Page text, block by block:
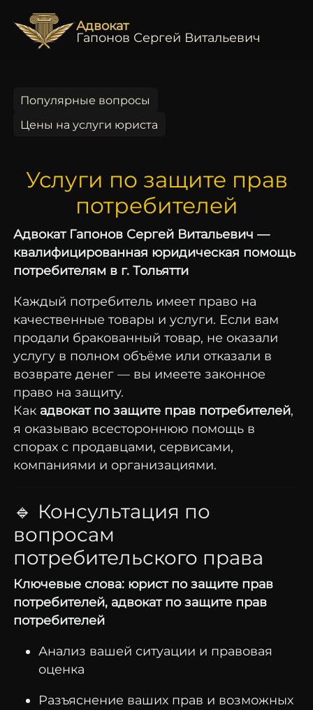
Адвокат
Гапонов Сергей Витальевич
Популярные вопросы
Цены на услуги юриста
Услуги по защите прав
потребителей
Адвокат Гапонов Сергей Витальевич —
квалифицированная юридическая помощь
потребителям в г. Тольятти
Каждый потребитель имеет право на
качественные товары и услуги. Если вам
продали бракованный товар, не оказали
услугу в полном объёме или отказали в
возврате денег — вы имеете законное
право на защиту.
Как адвокат по защите прав потребителей,
я оказываю всестороннюю помощь в
спорах с продавцами, сервисами,
компаниями и организациями.
🔹 Консультация по
вопросам
потребительского права
Ключевые слова: юрист по защите прав
потребителей, адвокат по защите прав
потребителей
Анализ вашей ситуации и правовая
оценка
Разъяснение ваших прав и возможных